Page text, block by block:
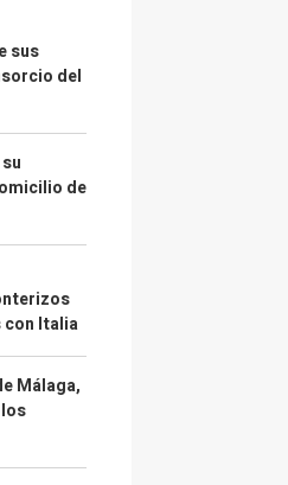
sus
del
de
con Italia
Málaga,